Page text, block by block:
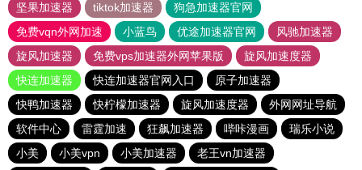
坚果加速器
tiktok加速器
狗急加速器官网
免费vqn外网加速
小蓝鸟 优途加速器官网
风驰加速器
旋风加速器
免费vps加速器外网苹果版
旋风加速度器
快连加速器
快连加速器官网入口
原子加速器
快鸭加速器
快柠檬加速器 旋风加速度器
外网网址导航
软件中心
雷霆加速 狂飙加速器 哔咔漫画
瑞乐小说
小美
小美vpn 小美加速器
老王vn加速器